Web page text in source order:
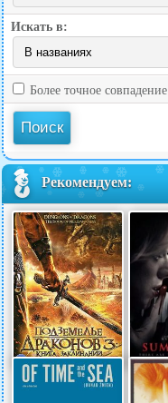
Искать в:
Более точное совпадение
Рекомендуем: